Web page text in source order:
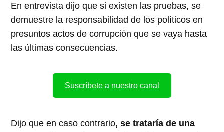
En entrevista dijo que si existen las pruebas, se
demuestre la responsabilidad de los políticos en
presuntos actos de corrupción que se vaya hasta
las últimas consecuencias.
Suscríbete a nuestro canal
Dijo que en caso contrario, se trataría de una